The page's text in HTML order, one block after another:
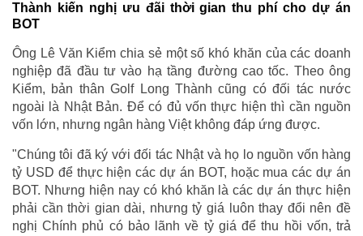
Thành kiến nghị ưu đãi thời gian thu phí cho dự án
BOT
Ông Lê Văn Kiểm chia sẻ một số khó khăn của các doanh
nghiệp đã đầu tư vào hạ tầng đường cao tốc. Theo ông
Kiểm, bản thân Golf Long Thành cũng có đối tác nước
ngoài là Nhật Bản. Để có đủ vốn thực hiện thì cần nguồn
vốn lớn, nhưng ngân hàng Việt không đáp ứng được.
"Chúng tôi đã ký với đối tác Nhật và họ lo nguồn vốn hàng
tỷ USD để thực hiện các dự án BOT, hoặc mua các dự án
BOT. Nhưng hiện nay có khó khăn là các dự án thực hiện
phải cần thời gian dài, nhưng tỷ giá luôn thay đổi nên đề
nghị Chính phủ có bảo lãnh về tỷ giá để thu hồi vốn, trả